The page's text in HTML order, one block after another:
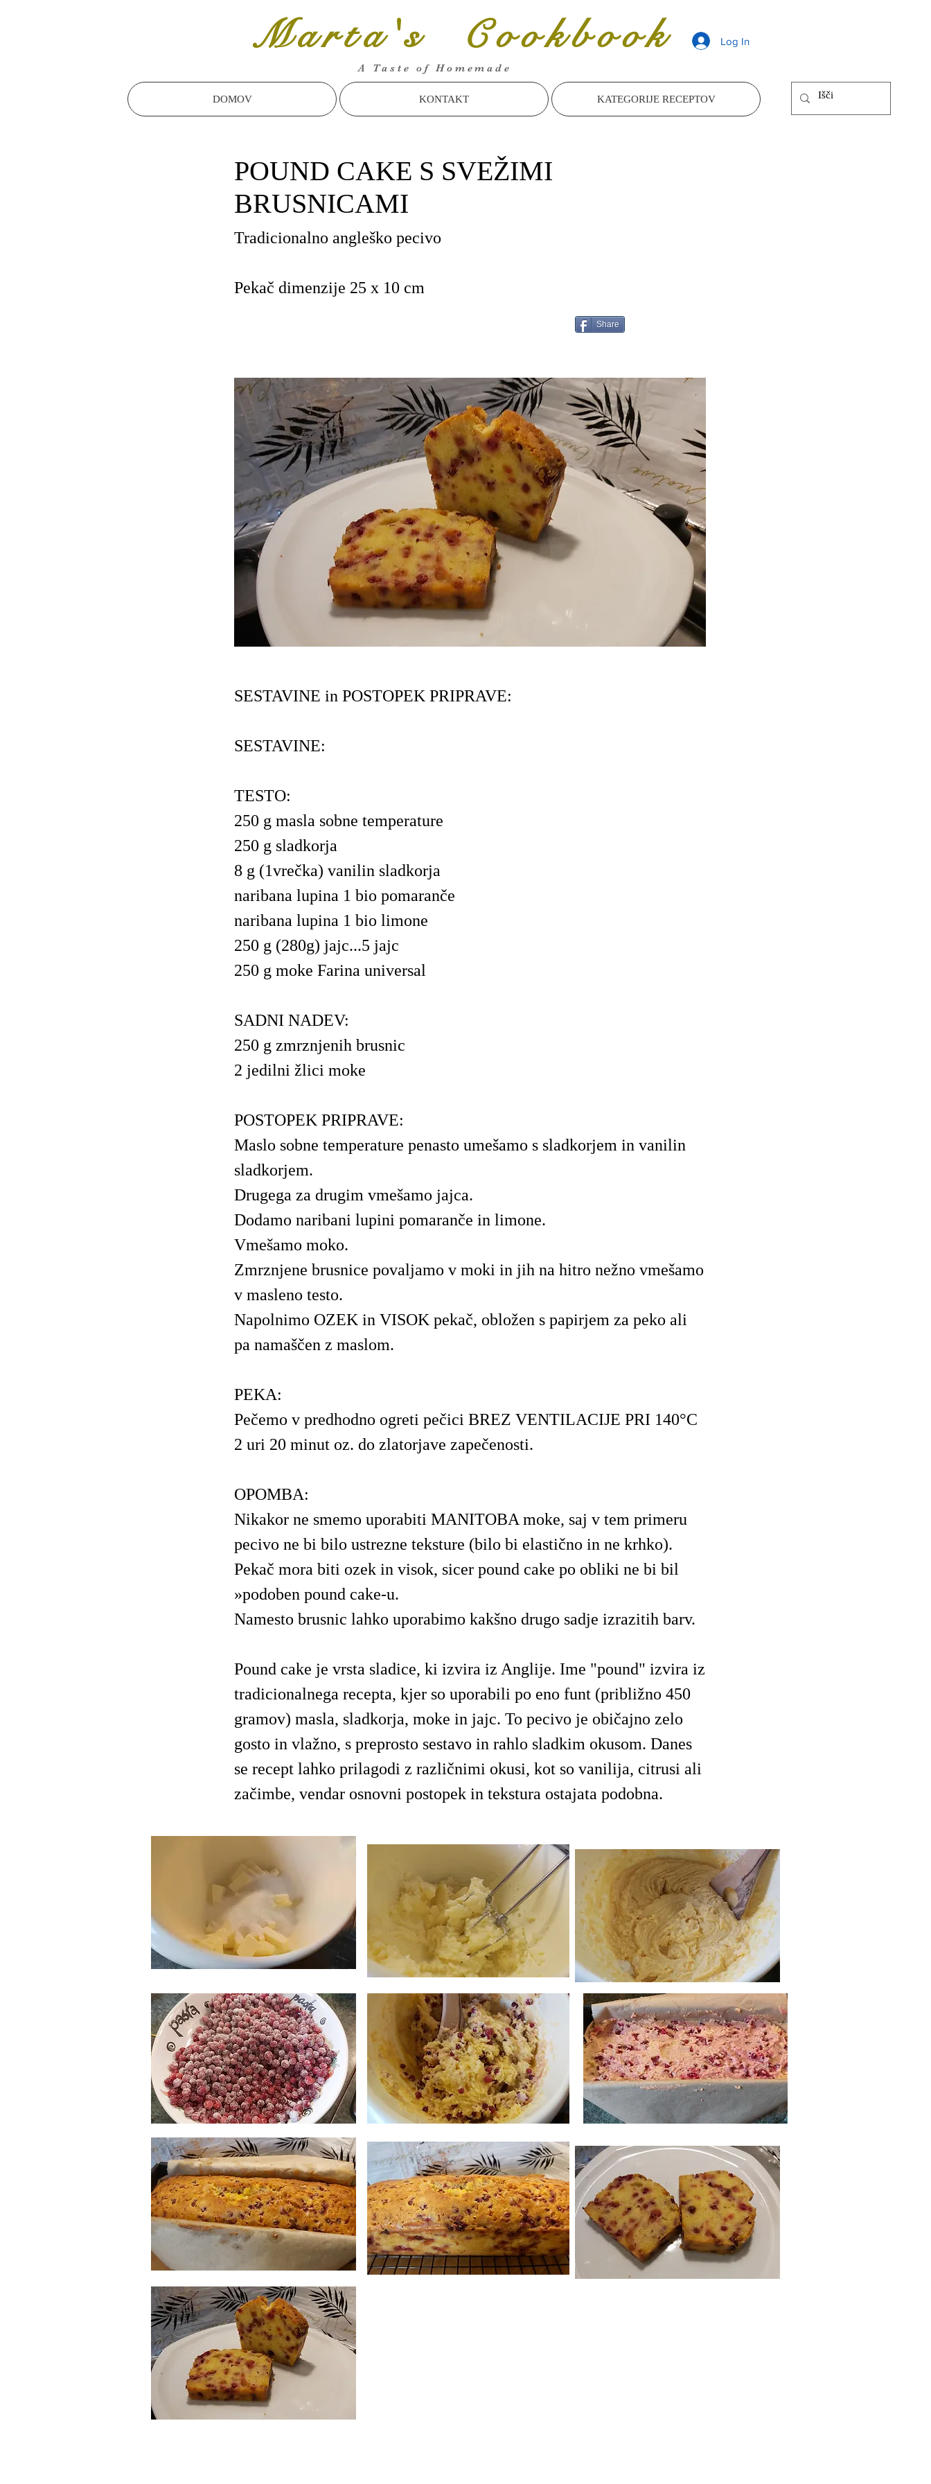
Marta's Cookbook Log In
A Taste of Homemade
DOMOV KONTAKT KATEGORIJE RECEPTOV
POUND CAKE S SVEŽIMI
BRUSNICAMI
Tradicionalno angleško pecivo
Pekač dimenzije 25 x 10 cm
Share
SESTAVINE in POSTOPEK PRIPRAVE:
SESTAVINE:
TESTO:
250 g masla sobne temperature
250 g sladkorja
8 g (1vrečka) vanilin sladkorja
naribana lupina 1 bio pomaranče
naribana lupina 1 bio limone
250 g (280g) jajc...5 jajc
250 g moke Farina universal
SADNI NADEV:
250 g zmrznjenih brusnic
2 jedilni žlici moke
POSTOPEK PRIPRAVE:
Maslo sobne temperature penasto umešamo s sladkorjem in vanilin
sladkorjem.
Drugega za drugim vmešamo jajca.
Dodamo naribani lupini pomaranče in limone.
Vmešamo moko.
Zmrznjene brusnice povaljamo v moki in jih na hitro nežno vmešamo
v masleno testo.
Napolnimo OZEK in VISOK pekač, obložen s papirjem za peko ali
pa namaščen z maslom.
PEKA:
Pečemo v predhodno ogreti pečici BREZ VENTILACIJE PRI 140°C
2 uri 20 minut oz. do zlatorjave zapečenosti.
OPOMBA:
Nikakor ne smemo uporabiti MANITOBA moke, saj v tem primeru
pecivo ne bi bilo ustrezne teksture (bilo bi elastično in ne krhko).
Pekač mora biti ozek in visok, sicer pound cake po obliki ne bi bil
»podoben pound cake-u.
Namesto brusnic lahko uporabimo kakšno drugo sadje izrazitih barv.
Pound cake je vrsta sladice, ki izvira iz Anglije. Ime "pound" izvira iz
tradicionalnega recepta, kjer so uporabili po eno funt (približno 450
gramov) masla, sladkorja, moke in jajc. To pecivo je običajno zelo
gosto in vlažno, s preprosto sestavo in rahlo sladkim okusom. Danes
se recept lahko prilagodi z različnimi okusi, kot so vanilija, citrusi ali
začimbe, vendar osnovni postopek in tekstura ostajata podobna.